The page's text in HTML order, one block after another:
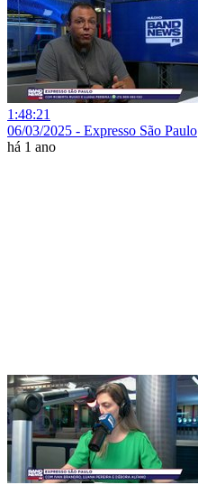
1:48:21
06/03/2025 - Expresso São Paulo
há 1 ano